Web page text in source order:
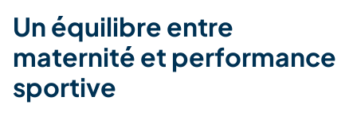
Un équilibre entre
maternité et performance
sportive